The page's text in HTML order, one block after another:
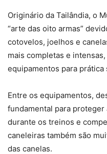
Originário da Tailândia, o
“arte das oito armas”
cotovelos, joelhos e
mais completas e
equipamentos para prática
Entre os equipamentos,
fundamental para proteger
durante os treinos e
caneleiras também são
das canelas.